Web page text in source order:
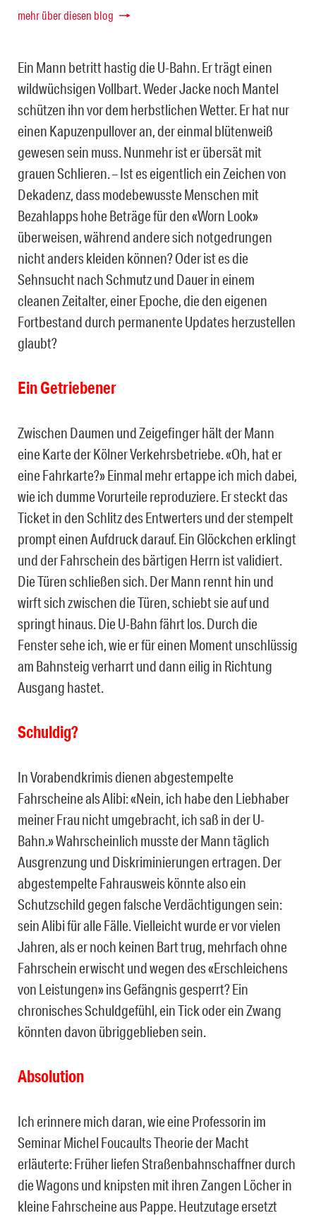
mehr über diesen blog
Ein Mann betritt hastig die U-Bahn. Er trägt einen
wildwüchsigen Vollbart. Weder Jacke noch Mantel
schützen ihn vor dem herbstlichen Wetter. Er hat nur
einen Kapuzenpullover an, der einmal blütenweiß
gewesen sein muss. Nunmehr ist er übersät mit
grauen Schlieren. – Ist es eigentlich ein Zeichen von
Dekadenz, dass modebewusste Menschen mit
Bezahlapps hohe Beträge für den «Worn Look»
überweisen, während andere sich notgedrungen
nicht anders kleiden können? Oder ist es die
Sehnsucht nach Schmutz und Dauer in einem
cleanen Zeitalter, einer Epoche, die den eigenen
Fortbestand durch permanente Updates herzustellen
glaubt?
Ein Getriebener
Zwischen Daumen und Zeigefinger hält der Mann
eine Karte der Kölner Verkehrsbetriebe. «Oh, hat er
eine Fahrkarte?» Einmal mehr ertappe ich mich dabei,
wie ich dumme Vorurteile reproduziere. Er steckt das
Ticket in den Schlitz des Entwerters und der stempelt
prompt einen Aufdruck darauf. Ein Glöckchen erklingt
und der Fahrschein des bärtigen Herrn ist validiert.
Die Türen schließen sich. Der Mann rennt hin und
wirft sich zwischen die Türen, schiebt sie auf und
springt hinaus. Die U-Bahn fährt los. Durch die
Fenster sehe ich, wie er für einen Moment unschlüssig
am Bahnsteig verharrt und dann eilig in Richtung
Ausgang hastet.
Schuldig?
In Vorabendkrimis dienen abgestempelte
Fahrscheine als Alibi: «Nein, ich habe den Liebhaber
meiner Frau nicht umgebracht, ich saß in der U-
Bahn.» Wahrscheinlich musste der Mann täglich
Ausgrenzung und Diskriminierungen ertragen. Der
abgestempelte Fahrausweis könnte also ein
Schutzschild gegen falsche Verdächtigungen sein:
sein Alibi für alle Fälle. Vielleicht wurde er vor vielen
Jahren, als er noch keinen Bart trug, mehrfach ohne
Fahrschein erwischt und wegen des «Erschleichens
von Leistungen» ins Gefängnis gesperrt? Ein
chronisches Schuldgefühl, ein Tick oder ein Zwang
könnten davon übriggeblieben sein.
Absolution
Ich erinnere mich daran, wie eine Professorin im
Seminar Michel Foucaults Theorie der Macht
erläuterte: Früher liefen Straßenbahnschaffner durch
die Wagons und knipsten mit ihren Zangen Löcher in
kleine Fahrscheine aus Pappe. Heutzutage ersetzt